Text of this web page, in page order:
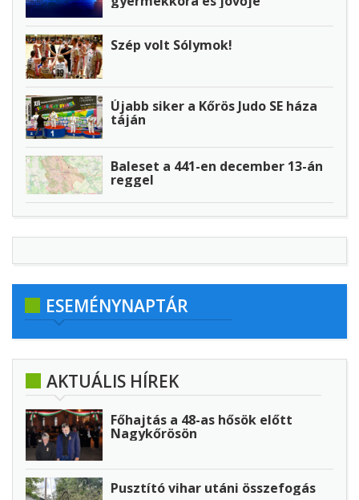
Szép volt Sólymok!
Újabb siker a Kőrös Judo SE háza
táján
Baleset a 441-en december 13-án
reggel
ESEMÉNYNAPTÁR
AKTUÁLIS HÍREK
Főhajtás a 48-as hősök előtt
Nagykőrösön
Pusztító vihar utáni összefogás